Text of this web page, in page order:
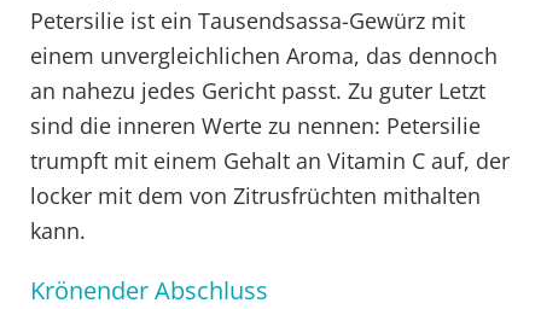
Petersilie ist ein Tausendsassa-Gewürz mit
einem unvergleichlichen Aroma, das dennoch
an nahezu jedes Gericht passt. Zu guter Letzt
sind die inneren Werte zu nennen: Petersilie
trumpft mit einem Gehalt an Vitamin C auf, der
locker mit dem von Zitrusfrüchten mithalten
kann.
Krönender Abschluss